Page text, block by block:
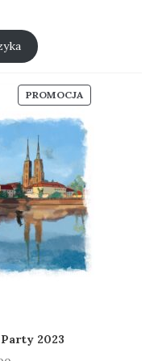
PROMOCJAPRODUKT
W
PROMOCJI
2023